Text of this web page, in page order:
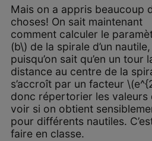
Mais on a appris beaucoup
choses! On sait maintenant
comment calculer le
(b\) de la spirale d’un nautile,
puisqu’on sait qu’en un tour
distance au centre de la
s’accroît par un facteur
donc répertorier les valeurs
voir si on obtient
pour différents nautiles.
faire en classe.